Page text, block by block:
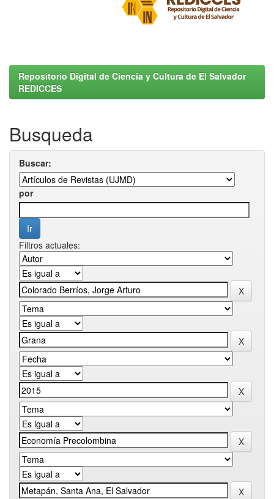
Repositorio Digital de Ciencia y Cultura de El Salvador
REDICCES
Busqueda
Buscar:
por
Filtros actuales: